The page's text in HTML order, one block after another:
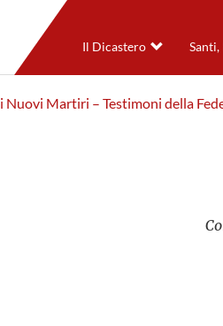
Il Dicastero Santi,
Nuovi Martiri – Testimoni della